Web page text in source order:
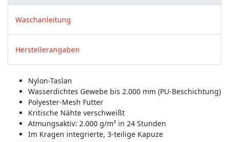
Waschanleitung
Herstellerangaben
Nylon-Taslan
Wasserdichtes Gewebe bis 2.000 mm (PU-Beschichtung)
Polyester-Mesh Futter
Kritische Nähte verschweißt
Atmungsaktiv: 2.000 g/m² in 24 Stunden
Im Kragen integrierte, 3-teilige Kapuze